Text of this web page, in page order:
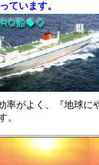
ています。
率がよく、『地球に
。